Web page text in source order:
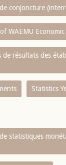
conjoncture
WAEMU
de résultats des
Statistics
statistiques